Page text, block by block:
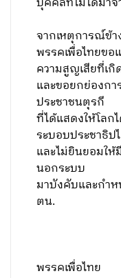
จากเหตุการณ์ข้
พรรคเพื่อไทยขอ
ความสูญเสียที่เกิ
และขอยกย่องก
ประชาชนตุรกี
ที่ได้แสดงให้โล
ระบอบประชาธิป
และไม่ยินยอมให้
นอกระบบ
มาบังคับและกำ
ตน.
พรรคเพื่อไทย